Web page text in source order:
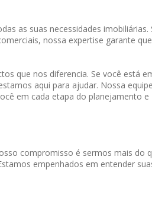
as suas necessidades imobiliárias.
nossa expertise garante
que nos diferencia. Se você está
aqui para ajudar. Nossa
em cada etapa do planejamento e
compromisso é sermos mais do
empenhados em entender